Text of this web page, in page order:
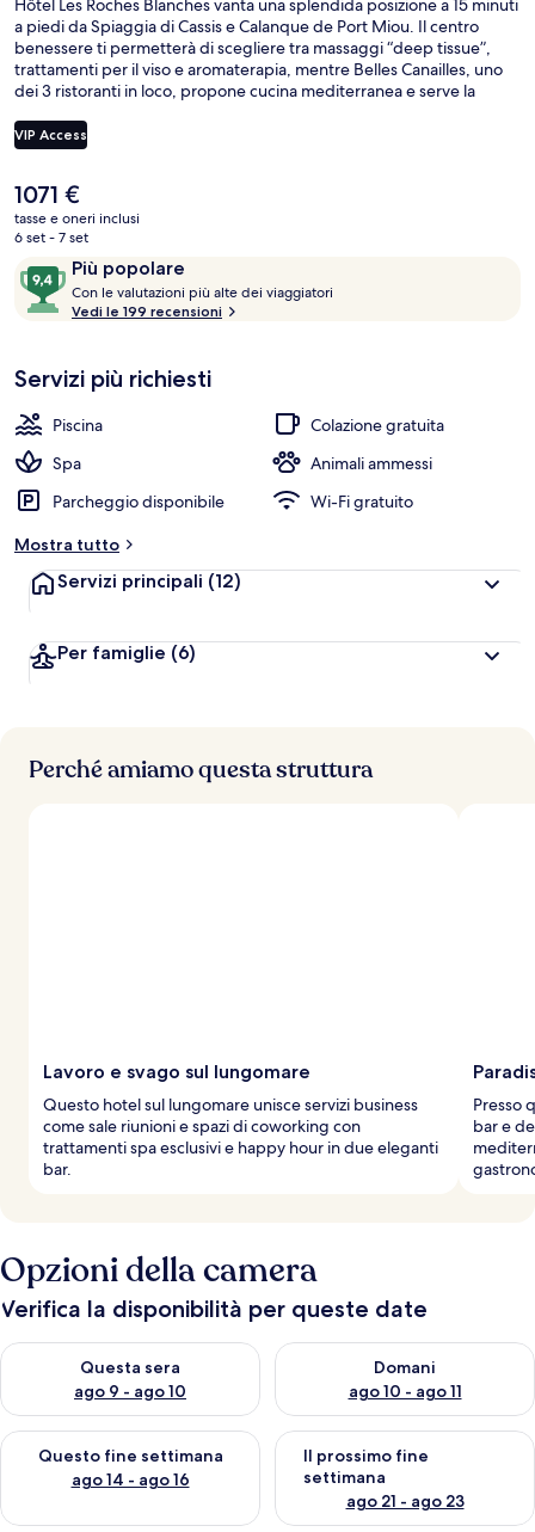
Hôtel Les Roches Blanches vanta una splendida posizione a 15 minuti
a piedi da Spiaggia di Cassis e Calanque de Port Miou. Il centro
benessere ti permetterà di scegliere tra massaggi “deep tissue”,
trattamenti per il viso e aromaterapia, mentre Belles Canailles, uno
dei 3 ristoranti in loco, propone cucina mediterranea e serve la
lusso sono 2 piscine all'aperto, un bar a bordo piscina e una palestra
aperta giorno e notte. Il personale gentile e le condizioni generali
VIP Access
Il
prezzo
attuale
1071 €
1071 €
tasse e oneri inclusi
6 set - 7 set
RecensioniPiù popolare
9,4
su
10,
popolare
Con le valutazioni più alte dei viaggiatori
a
u
z
a
a
t
o
Vedi le 199 recensioni
Servizi più richiesti
Piscina
Colazione gratuita
Spa
Animali ammessi
Parcheggio disponibile
Wi-Fi gratuito
Mostra tutto
Servizi principali (12)
Per famiglie (6)
Perché amiamo questa struttura
Lavoro e svago sul lungomare
Questo hotel sul lungomare unisce servizi business
come sale riunioni e spazi di coworking con
trattamenti spa esclusivi e happy hour in due eleganti
bar.
Presso
bar e
Opzioni della camera
Verifica la disponibilità per queste date
Questa sera
ago 9 - ago 10
Verifica la disponibilità per questa sera, ago 9 - ago 10
Domani
ago 10 - ago 11
Verifica la disponibilità per
Questo fine settimana
ago 14 - ago 16
Verifica la disponibilità per questo fine settimana, ago 14 -
Il prossimo fine
settimana
ago 21 - ago 23
Verifica la disponibilità per il